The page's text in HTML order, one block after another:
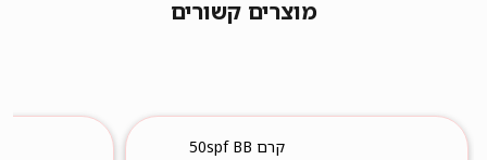
מוצרים קשורים
קרם 50spf BB